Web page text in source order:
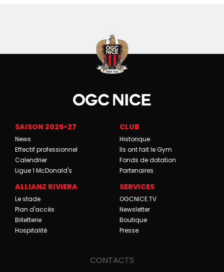
SAISON 2026-27
News
Effectif professionnel
Calendrier
Ligue 1 McDonald's
CLUB
Historique
Ils ont fait le Gym
Fonds de dotation
Partenaires
ALLIANZ RIVIERA
Le stade
Plan d'accès
Billetterie
Hospitalité
SERVICES
OGCNICE.TV
Newsletter
Boutique
Presse
CONTACTS